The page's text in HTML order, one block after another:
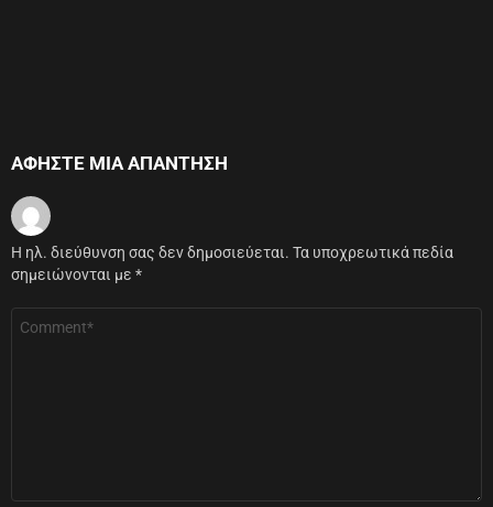
ΑΦΉΣΤΕ ΜΙΑ ΑΠΆΝΤΗΣΗ
Η ηλ. διεύθυνση σας δεν δημοσιεύεται. Τα υποχρεωτικά πεδία
σημειώνονται με *
Σχόλιο